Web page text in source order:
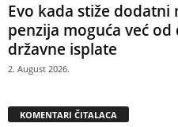
Evo kada stiže dodatni
penzija moguća već
državne isplate
2. August 2026.
KOMENTARI ČITALACA